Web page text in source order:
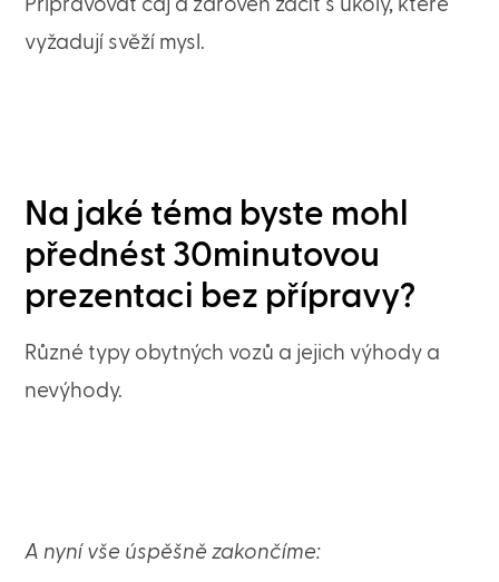
Připravovat čaj a zároveň začít s úkoly, které
vyžadují svěží mysl.
Na jaké téma byste mohl
přednést 30minutovou
prezentaci bez přípravy?
Různé typy obytných vozů a jejich výhody a
nevýhody.
A nyní vše úspěšně zakončíme: